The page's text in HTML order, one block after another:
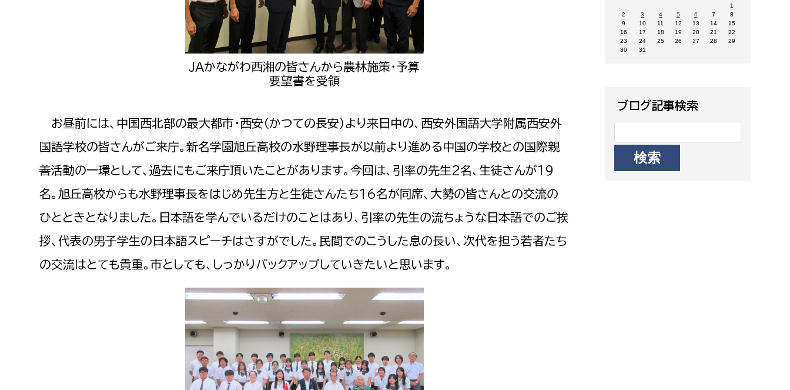
JAかながわ西湘の皆さんから農林施策・予算
要望書を受領
お昼前には、中国西北部の最大都市・西安（かつての長安）より来日中の、西安外国語大学附属西安外
国語学校の皆さんがご来庁。新名学園旭丘高校の水野理事長が以前より進める中国の学校との国際親
善活動の一環として、過去にもご来庁頂いたことがあります。今回は、引率の先生2名、生徒さんが19
名。旭丘高校からも水野理事長をはじめ先生方と生徒さんたち16名が同席、大勢の皆さんとの交流の
ひとときとなりました。日本語を学んでいるだけのことはあり、引率の先生の流ちょうな日本語でのご挨
拶、代表の男子学生の日本語スピーチはさすがでした。民間でのこうした息の長い、次代を担う若者たち
の交流はとても貴重。市としても、しっかりバックアップしていきたいと思います。
1
2
3 4 5 6 7
8
9
10 11 12 13 14
15
16
17 18 19 20 21
22
23
24 25 26 27 28
29
30
31
ブログ記事検索